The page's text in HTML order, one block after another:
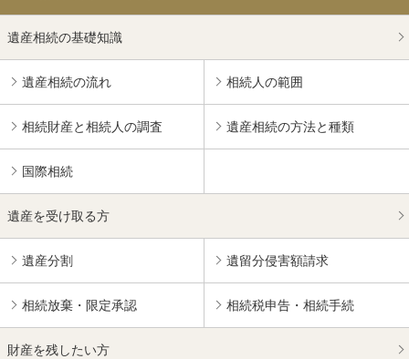
遺産相続の基礎知識
遺産相続の流れ 相続人の範囲
相続財産と相続人の調査 遺産相続の方法と種類
国際相続
遺産を受け取る方
遺産分割 遺留分侵害額請求
相続放棄・限定承認 相続税申告・相続手続
財産を残したい方